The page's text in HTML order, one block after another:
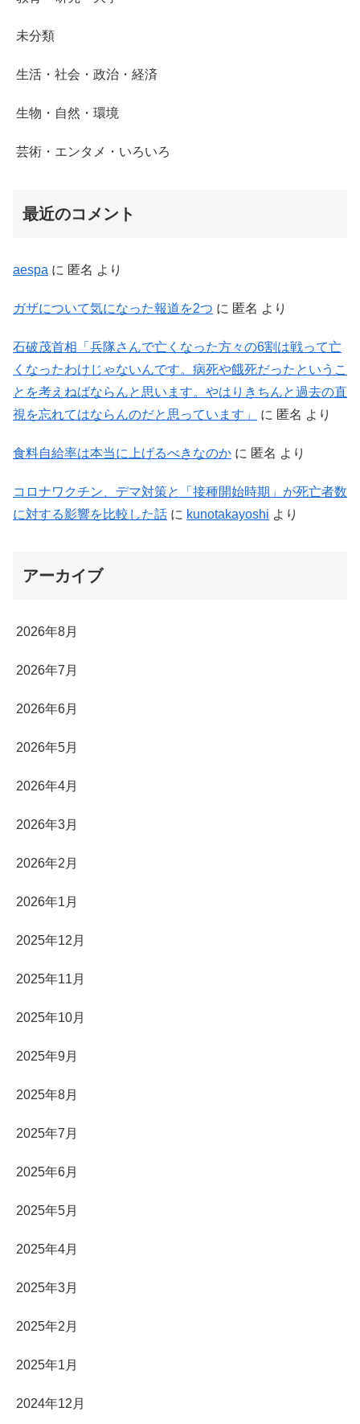
未分類
生活・社会・政治・経済
生物・自然・環境
芸術・エンタメ・いろいろ
最近のコメント
aespa に 匿名 より
ガザについて気になった報道を2つ に 匿名 より
石破茂首相「兵隊さんで亡くなった方々の6割は戦って亡
くなったわけじゃないんです。病死や餓死だったというこ
とを考えねばならんと思います。やはりきちんと過去の直
視を忘れてはならんのだと思っています」
に 匿名 より
食料自給率は本当に上げるべきなのか に 匿名 より
コロナワクチン、デマ対策と「接種開始時期」が死亡者数
に対する影響を比較した話 に kunotakayoshi より
アーカイブ
2026年8月
2026年7月
2026年6月
2026年5月
2026年4月
2026年3月
2026年2月
2026年1月
2025年12月
2025年11月
2025年10月
2025年9月
2025年8月
2025年7月
2025年6月
2025年5月
2025年4月
2025年3月
2025年2月
2025年1月
2024年12月